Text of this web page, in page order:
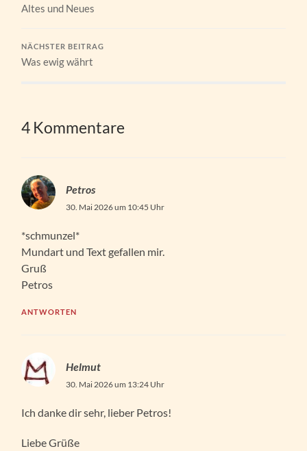
Altes und Neues
NÄCHSTER BEITRAG
Was ewig währt
4 Kommentare
Petros
30. Mai 2026 um 10:45 Uhr
*schmunzel*
Mundart und Text gefallen mir.
Gruß
Petros
ANTWORTEN
Helmut
30. Mai 2026 um 13:24 Uhr
Ich danke dir sehr, lieber Petros!
Liebe Grüße